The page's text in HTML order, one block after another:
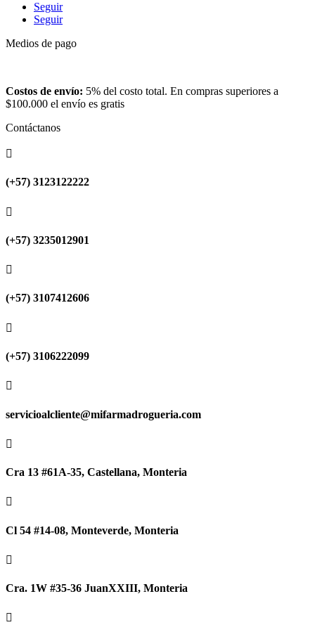
Seguir
Seguir
Medios de pago
Costos de envío: 5% del costo total. En compras superiores a
$100.000 el envío es gratis
Contáctanos

(+57) 3123122222

(+57) 3235012901

(+57) 3107412606

(+57) 3106222099

servicioalcliente@mifarmadrogueria.com

Cra 13 #61A-35, Castellana, Monteria

Cl 54 #14-08, Monteverde, Monteria

Cra. 1W #35-36 JuanXXIII, Monteria
